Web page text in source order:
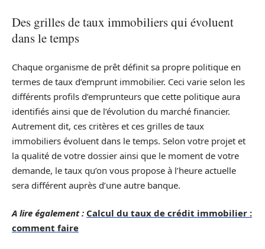
Des grilles de taux immobiliers qui évoluent
dans le temps
Chaque organisme de prêt définit sa propre politique en
termes de taux d’emprunt immobilier. Ceci varie selon les
différents profils d’emprunteurs que cette politique aura
identifiés ainsi que de l’évolution du marché financier.
Autrement dit, ces critères et ces grilles de taux
immobiliers évoluent dans le temps. Selon votre projet et
la qualité de votre dossier ainsi que le moment de votre
demande, le taux qu’on vous propose à l’heure actuelle
sera différent auprès d’une autre banque.
A lire également : Calcul du taux de crédit immobilier :
comment faire